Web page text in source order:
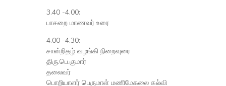
3.40 -4.00:
பாசறை மாணவர் உரை
4.00 -4.30:
சான்றிதழ் வழங்கி நிறைவுரை
திரு.பெ.குமார்
தலைவர்
பொறியாளர் பெருமாள் மணிமேகலை கல்வி